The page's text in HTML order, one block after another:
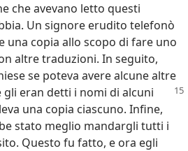
che avevano letto questi
Un signore erudito telefonò
una copia allo scopo di fare uno
altre traduzioni. In seguito,
se poteva avere alcune altre
gli eran detti i nomi di alcuni
una copia ciascuno. Infine,
stato meglio mandargli tutti i
Questo fu fatto, e ora egli